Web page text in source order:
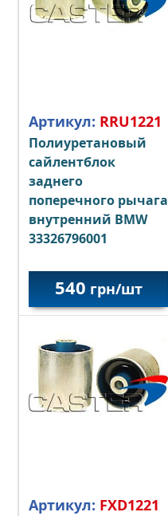
Артикул: RRU1221
Полиуретановый
сайлентблок
заднего
поперечного рычага
внутренний BMW
33326796001
540 грн/шт
Артикул: FXD1221